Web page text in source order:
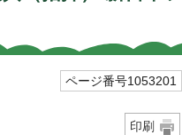
ページ番号1053201
印刷